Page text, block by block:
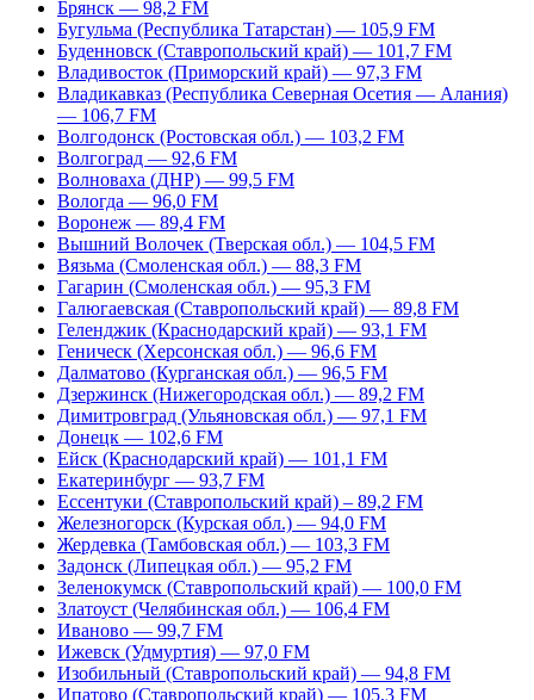
Брянск — 98,2 FM
Бугульма (Республика Татарстан) — 105,9 FM
Буденновск (Ставропольский край) — 101,7 FM
Владивосток (Приморский край) — 97,3 FM
Владикавказ (Республика Северная Осетия — Алания)
— 106,7 FM
Волгодонск (Ростовская обл.) — 103,2 FM
Волгоград — 92,6 FM
Волноваха (ДНР) — 99,5 FM
Вологда — 96,0 FM
Воронеж — 89,4 FM
Вышний Волочек (Тверская обл.) — 104,5 FM
Вязьма (Смоленская обл.) — 88,3 FM
Гагарин (Смоленская обл.) — 95,3 FM
Галюгаевская (Ставропольский край) — 89,8 FM
Геленджик (Краснодарский край) — 93,1 FM
Геническ (Херсонская обл.) — 96,6 FM
Далматово (Курганская обл.) — 96,5 FM
Дзержинск (Нижегородская обл.) — 89,2 FM
Димитровград (Ульяновская обл.) — 97,1 FM
Донецк — 102,6 FM
Ейск (Краснодарский край) — 101,1 FM
Екатеринбург — 93,7 FM
Ессентуки (Ставропольский край) – 89,2 FM
Железногорск (Курская обл.) — 94,0 FM
Жердевка (Тамбовская обл.) — 103,3 FM
Задонск (Липецкая обл.) — 95,2 FM
Зеленокумск (Ставропольский край) — 100,0 FM
Златоуст (Челябинская обл.) — 106,4 FM
Иваново — 99,7 FM
Ижевск (Удмуртия) — 97,0 FM
Изобильный (Ставропольский край) — 94,8 FM
Ипатово (Ставропольский край) — 105,3 FM